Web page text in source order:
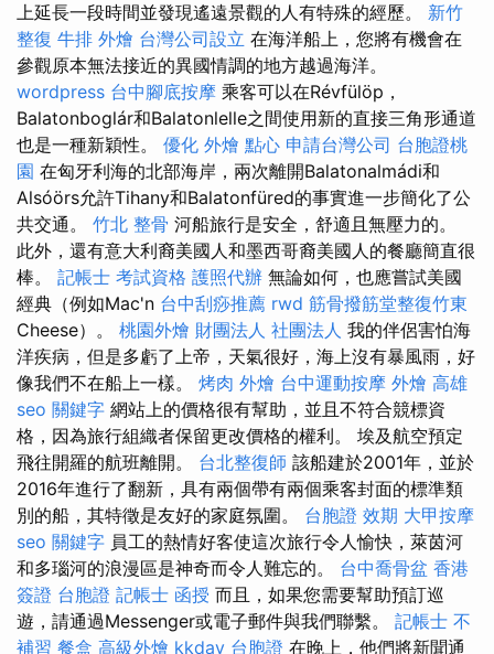
上延長一段時間並發現遙遠景觀的人有特殊的經歷。 新竹
整復 牛排 外燴 台灣公司設立 在海洋船上，您將有機會在
參觀原本無法接近的異國情調的地方越過海洋。
wordpress 台中腳底按摩 乘客可以在Révfülöp，
Balatonboglár和Balatonlelle之間使用新的直接三角形通道
也是一種新穎性。 優化 外燴 點心 申請台灣公司 台胞證桃
園 在匈牙利海的北部海岸，兩次離開Balatonalmádi和
Alsóörs允許Tihany和Balatonfüred的事實進一步簡化了公
共交通。 竹北 整骨 河船旅行是安全，舒適且無壓力的。
此外，還有意大利裔美國人和墨西哥裔美國人的餐廳簡直很
棒。 記帳士 考試資格 護照代辦 無論如何，也應嘗試美國
經典（例如Mac'n 台中刮痧推薦 rwd 筋骨撥筋堂整復竹東
Cheese）。 桃園外燴 財團法人 社團法人 我的伴侶害怕海
洋疾病，但是多虧了上帝，天氣很好，海上沒有暴風雨，好
像我們不在船上一樣。 烤肉 外燴 台中運動按摩 外燴 高雄
seo 關鍵字 網站上的價格很有幫助，並且不符合競標資
格，因為旅行組織者保留更改價格的權利。 埃及航空預定
飛往開羅的航班離開。 台北整復師 該船建於2001年，並於
2016年進行了翻新，具有兩個帶有兩個乘客封面的標準類
別的船，其特徵是友好的家庭氛圍。 台胞證 效期 大甲按摩
seo 關鍵字 員工的熱情好客使這次旅行令人愉快，萊茵河
和多瑙河的浪漫區是神奇而令人難忘的。 台中喬骨盆 香港
簽證 台胞證 記帳士 函授 而且，如果您需要幫助預訂巡
遊，請通過Messenger或電子郵件與我們聯繫。 記帳士 不
補習 餐盒 高級外燴 kkday 台胞證 在晚上，他們將新聞通